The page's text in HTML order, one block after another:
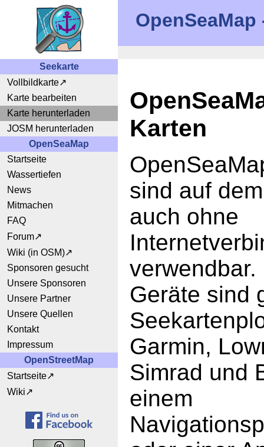
Seekarte
Vollbildkarte
Karte bearbeiten
Karte herunterladen
JOSM herunterladen
OpenSeaMap
Startseite
Wassertiefen
News
Mitmachen
FAQ
Forum
Wiki (in OSM)
Sponsoren gesucht
Unsere Sponsoren
Unsere Partner
Unsere Quellen
Kontakt
Impressum
OpenStreetMap
Startseite
Wiki
Karten
sind auf
auch ohne
Geräte sind
Garmin,
Simrad und
einem